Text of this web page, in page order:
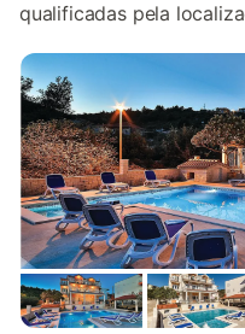
qualificadas pela